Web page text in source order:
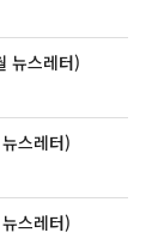
뉴스레터)
스레터)
스레터)